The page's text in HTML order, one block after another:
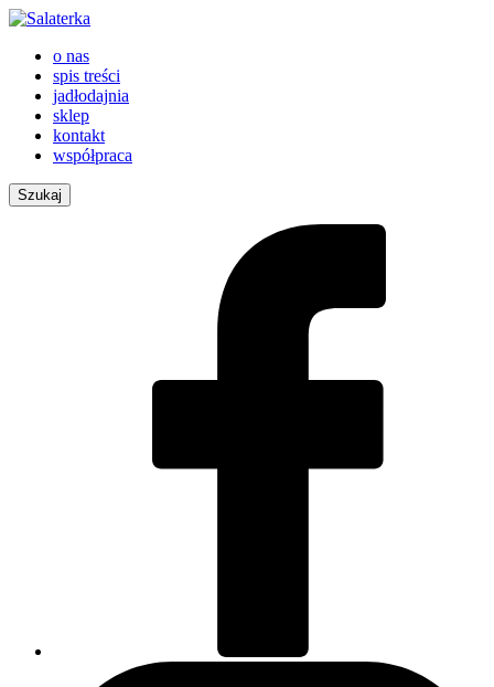
o nas
spis treści
jadłodajnia
sklep
kontakt
współpraca
Szukaj